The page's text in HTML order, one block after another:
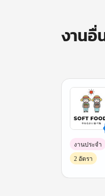
งานอื่
งานประจำ
2 อัตรา